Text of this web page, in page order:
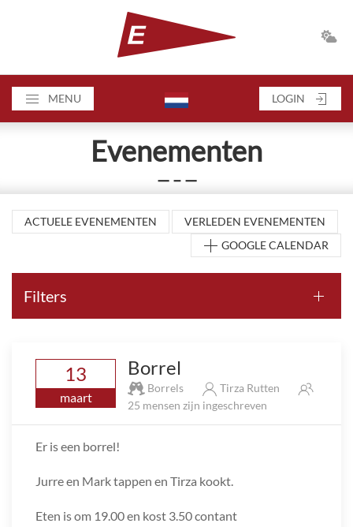
MENU LOGIN
Evenementen
— – —
ACTUELE EVENEMENTEN
VERLEDEN EVENEMENTEN
GOOGLE CALENDAR
Filters
13
maart
Borrel
Borrels
Tirza Rutten
25 mensen zijn ingeschreven
Er is een borrel!
Jurre en Mark tappen en Tirza kookt.
Eten is om 19.00 en kost 3.50 contant